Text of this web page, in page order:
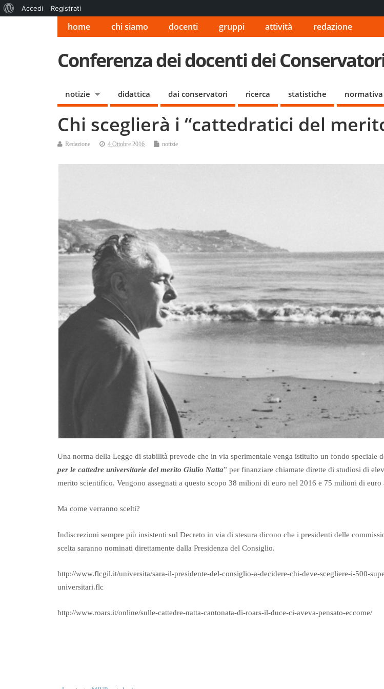
home chi siamo docenti gruppi attività redazione
Conferenza dei docenti dei
notizie didattica dai conservatori ricerca statistiche normativa
Chi sceglierà i “cattedratici del
Redazione 4 Ottobre 2016 notizie
Una norma della Legge di stabilità prevede che in via sperimentale venga istituito un fondo speciale
per le cattedre universitarie del merito Giulio Natta” per finanziare chiamate dirette di studiosi di
merito scientifico. Vengono assegnati a questo scopo 38 milioni di euro nel 2016 e 75 milioni di euro
Ma come verranno scelti?
Indiscrezioni sempre più insistenti sul Decreto in via di stesura dicono che i presidenti delle
scelta saranno nominati direttamente dalla Presidenza del Consiglio.
http://www.flcgil.it/universita/sara-il-presidente-del-consiglio-a-decidere-chi-deve-scegliere-i-500-
universitari.flc
http://www.roars.it/online/sulle-cattedre-natta-cantonata-di-roars-il-duce-ci-aveva-pensato-eccome/
Informazioni
Accedi Registrati